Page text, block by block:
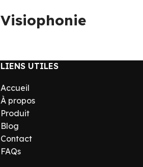
Visiophonie
LIENS UTILES
Accueil
À propos
Produit
Blog
Contact
FAQs